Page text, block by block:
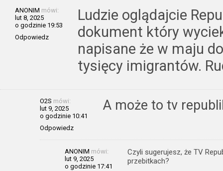
ANONIM mówi:
lut 8, 2025
o godzinie 19:53
Odpowiedz
Ludzie oglądajcie
dokument który
napisane że w maju
tysięcy imigrantów.
O2S mówi:
lut 9, 2025
o godzinie 10:41
Odpowiedz
A może to tv
ANONIM mówi:
lut 9, 2025
o godzinie 17:41
Czyli sugerujesz, że TV
przebitkach?